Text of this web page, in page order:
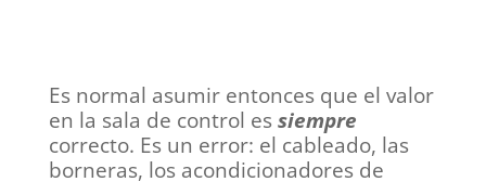
Es normal asumir entonces que el valor
en la sala de control essiempre
correcto. Es un error: el cableado, las
borneras, los acondicionadores de